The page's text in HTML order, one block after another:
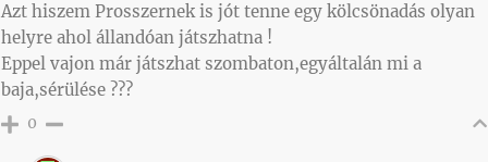
Azt hiszem Prosszernek is jót tenne egy kölcsönadás olyan
helyre ahol állandóan játszhatna !
Eppel vajon már játszhat szombaton,egyáltalán mi a
baja,sérülése ???
0